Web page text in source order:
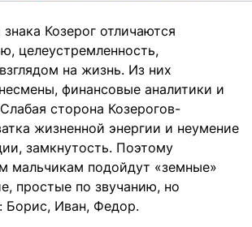
Козерог отличаются
целеустремленность,
на жизнь. Из них
финансовые аналитики и
сторона Козерогов-
жизненной энергии и неумение
замкнутость. Поэтому
мальчикам подойдут «земные»
простые по звучанию, но
Борис, Иван, Федор.